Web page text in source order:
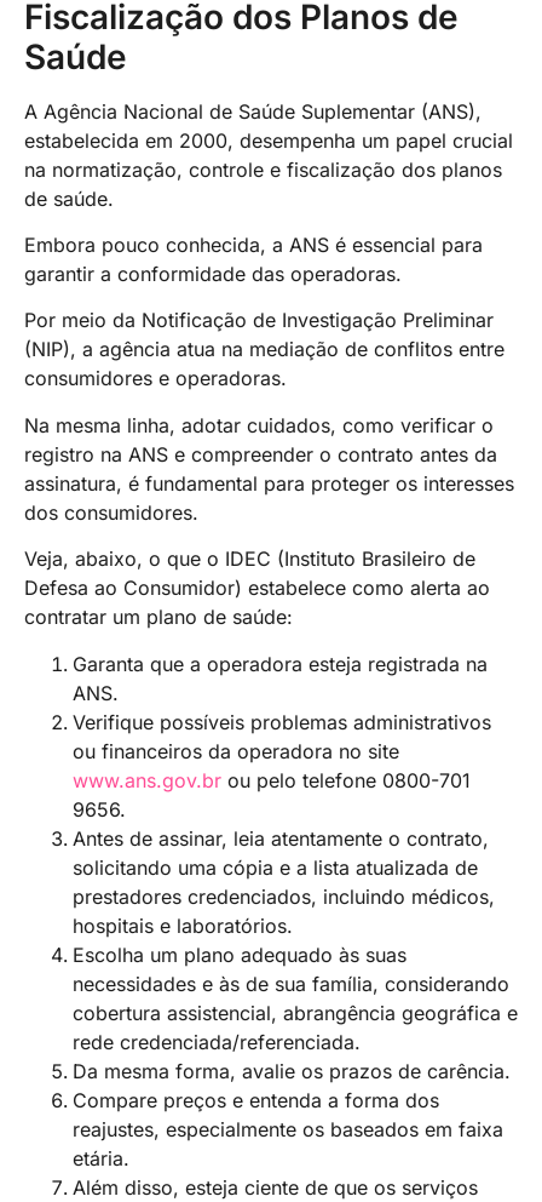
Fiscalização dos Planos de
Saúde
A Agência Nacional de Saúde Suplementar (ANS),
estabelecida em 2000, desempenha um papel crucial
na normatização, controle e fiscalização dos planos
de saúde.
Embora pouco conhecida, a ANS é essencial para
garantir a conformidade das operadoras.
Por meio da Notificação de Investigação Preliminar
(NIP), a agência atua na mediação de conflitos entre
consumidores e operadoras.
Na mesma linha, adotar cuidados, como verificar o
registro na ANS e compreender o contrato antes da
assinatura, é fundamental para proteger os interesses
dos consumidores.
Veja, abaixo, o que o IDEC (Instituto Brasileiro de
Defesa ao Consumidor) estabelece como alerta ao
contratar um plano de saúde:
Garanta que a operadora esteja registrada na
ANS.
Verifique possíveis problemas administrativos
ou financeiros da operadora no site
www.ans.gov.br ou pelo telefone 0800-701
9656.
Antes de assinar, leia atentamente o contrato,
solicitando uma cópia e a lista atualizada de
prestadores credenciados, incluindo médicos,
hospitais e laboratórios.
Escolha um plano adequado às suas
necessidades e às de sua família, considerando
cobertura assistencial, abrangência geográfica e
rede credenciada/referenciada.
Da mesma forma, avalie os prazos de carência.
Compare preços e entenda a forma dos
reajustes, especialmente os baseados em faixa
etária.
Além disso, esteja ciente de que os serviços